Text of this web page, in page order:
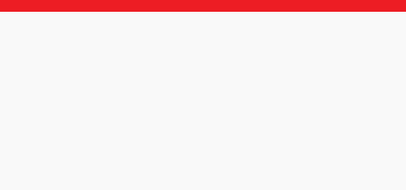
DUYURULAR